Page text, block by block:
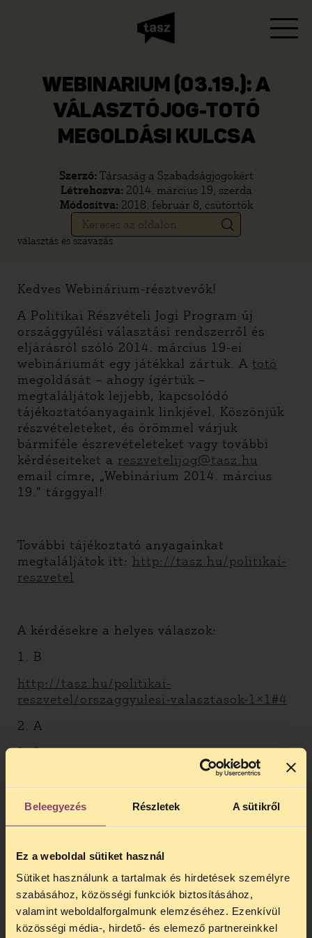
Beleegyezés Részletek A sütikről
Ez a weboldal sütiket használ
Sütiket használunk a tartalmak és hirdetések személyre
szabásához, közösségi funkciók biztosításához,
valamint weboldalforgalmunk elemzéséhez. Ezenkívül
közösségi média-, hirdető- és elemező partnereinkkel
WEBINARIUM (03.19.): A
VÁLASZTÓJOG-TOTÓ
MEGOLDÁSI KULCSA
Szerző: Társaság a Szabadságjogokért
Létrehozva: 2014. március 19, szerda
Módosítva: 2018. február 8, csütörtök
választás és szavazás
Kedves Webinárium-résztvevők!
A Politikai Részvételi Jogi Program új
országgyűlési választási rendszerről és
eljárásról szóló 2014. március 19-ei
webináriumát egy játékkal zártuk. A totó
megoldását – ahogy ígértük –
megtaláljátok lejjebb, kapcsolódó
tájékoztatóanyagaink linkjével. Köszönjük
részvételeteket, és örömmel várjuk
bármiféle észrevételeteket vagy további
kérdéseiteket a reszvetelijog@tasz.hu
email címre, „Webinárium 2014. március
19.” tárggyal!
További tájékoztató anyagainkat
megtaláljátok itt: http://tasz.hu/politikai-
reszvetel
A kérdésekre a helyes válaszok:
1. B
http://tasz.hu/politikai-
reszvetel/orszaggyulesi-valasztasok-1×1#4
2. A
3. B
4. B
http://tasz.hu/politikai-
reszvetel/orszaggyulesi-valasztasok-1×1#13
http://tasz.hu/politikai-
reszvetel/szavazas-kulfoldrol-1×1
5. A